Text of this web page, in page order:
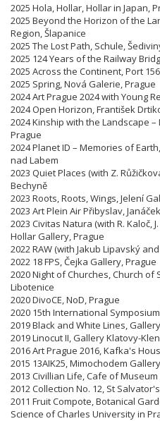
2025 Hola, Hollar, Hollar in Japan,
2025 Beyond the Horizon of the
Region, Šlapanice
2025 The Lost Path, Schule,
2025 124 Years of the Railway
2025 Across the Continent, Port
2025 Spring, Nová Galerie, Prague
2024 Art Prague 2024 with Young
2024 Open Horizon, František
2024 Kinship with the Landscape
Prague
2024 Planet ID – Memories of
nad Labem
2023 Quiet Places (with Z.
Bechyně
2023 Roots, Roots, Wings, Jelení
2023 Art Plein Air Přibyslav,
2023 Civitas Natura (with R. Kaloč,
Hollar Gallery, Prague
2022 RAW (with Jakub Lipavský
2022 18 FPS, Čejka Gallery, Prague
2020 Night of Churches, Church of
Libotenice
2020 DivoCE, NoD, Prague
2020 15th International
2019 Black and White Lines,
2019 Linocut II, Gallery Klatovy-
2016 Art Prague 2016, Kafka's
2015 13AIK25, Mimochodem
2013 Civillian Life, Cafe of
2012 Collection No. 12, St
2011 Fruit Compote, Botanical
Science of Charles University in